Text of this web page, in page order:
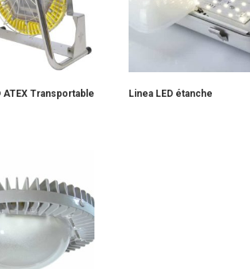
ATEX Transportable
Linea LED étanche